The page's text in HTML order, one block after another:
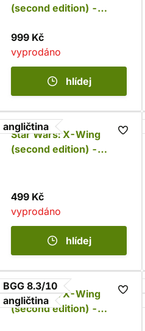
(second edition) -
999 Kč
vyprodáno
hlídej
angličtina
Star Wars: X-Wing
(second edition) -
499 Kč
vyprodáno
hlídej
BGG 8.3/10
angličtina
Star Wars: X-Wing
(second edition) -